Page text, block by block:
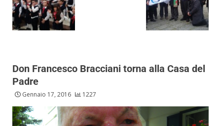
Don Francesco Bracciani torna alla Casa del
Padre
Gennaio 17, 2016 1227